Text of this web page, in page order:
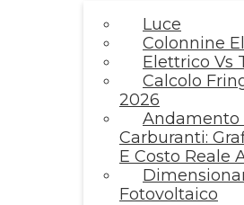
Luce
Colonnine
Elettrico Vs
Calcolo
2026
Andamento
Carburanti:
E Costo Reale
Fotovoltaico